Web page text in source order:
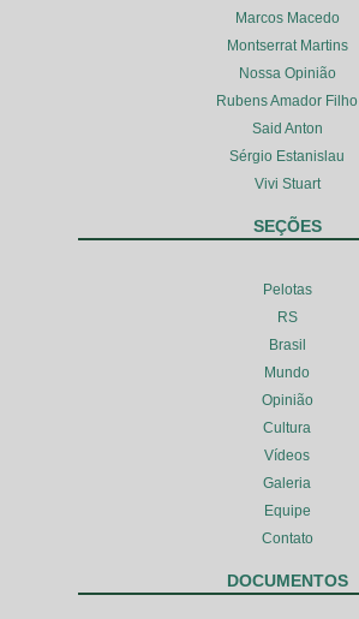
Marcos Macedo
Montserrat Martins
Nossa Opinião
Rubens Amador Filho
Said Anton
Sérgio Estanislau
Vivi Stuart
SEÇÕES
Pelotas
RS
Brasil
Mundo
Opinião
Cultura
Vídeos
Galeria
Equipe
Contato
DOCUMENTOS